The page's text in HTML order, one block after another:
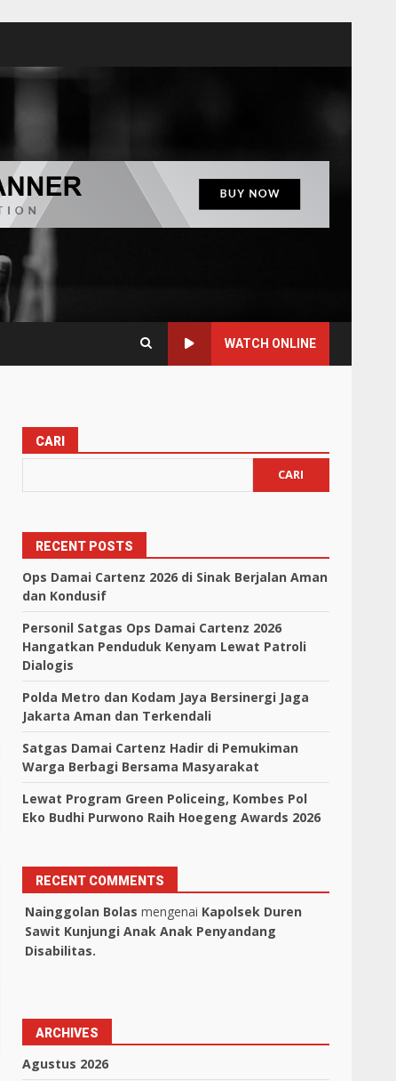
WATCH ONLINE
CARI
CARI
RECENT POSTS
Ops Damai Cartenz 2026 di Sinak Berjalan Aman
dan Kondusif
Personil Satgas Ops Damai Cartenz 2026
Hangatkan Penduduk Kenyam Lewat Patroli
Dialogis
Polda Metro dan Kodam Jaya Bersinergi Jaga
Jakarta Aman dan Terkendali
Satgas Damai Cartenz Hadir di Pemukiman
Warga Berbagi Bersama Masyarakat
Lewat Program Green Policeing, Kombes Pol
Eko Budhi Purwono Raih Hoegeng Awards 2026
RECENT COMMENTS
Nainggolan Bolas mengenai Kapolsek Duren
Sawit Kunjungi Anak Anak Penyandang
Disabilitas.
ARCHIVES
Agustus 2026